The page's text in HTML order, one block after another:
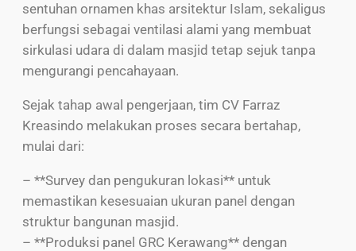
sentuhan ornamen khas arsitektur Islam, sekaligus
berfungsi sebagai ventilasi alami yang membuat
sirkulasi udara di dalam masjid tetap sejuk tanpa
mengurangi pencahayaan.
Sejak tahap awal pengerjaan, tim CV Farraz
Kreasindo melakukan proses secara bertahap,
mulai dari:
– **Survey dan pengukuran lokasi** untuk
memastikan kesesuaian ukuran panel dengan
struktur bangunan masjid.
– **Produksi panel GRC Kerawang** dengan